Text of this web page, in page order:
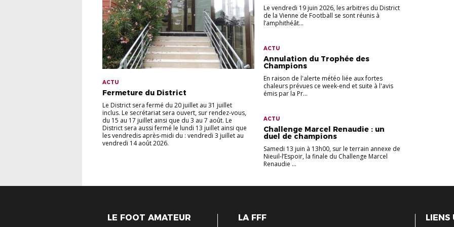
ACTU
Fermeture du District
Le District sera fermé du 20 juillet au 31 juillet
inclus. Le secrétariat sera ouvert, sur rendez-vous,
du 15 au 17 juillet ainsi que du 3 au 7 août. Le
District sera aussi fermé le lundi 13 juillet ainsi que
les vendredis après-midi du : vendredi 3 juillet au
vendredi 14 août 2026.
Le vendredi 19 juin 2026, les arbitres du District
de la Vienne de Football se sont réunis à
l’amphithéât...
ACTU
Annulation du Trophée des
Champions
En raison de l'alerte météo liée aux fortes
chaleurs prévues ce week-end et suite à l'avis
émis par la Pr...
ACTU
Challenge Marcel Renaudie : un
duel de champions
Samedi 13 juin à 13h00, sur le terrain annexe de
Nieuil-l’Espoir, la finale du Challenge Marcel
Renaudie ...
LE FOOT AMATEUR LA FFF LIENS